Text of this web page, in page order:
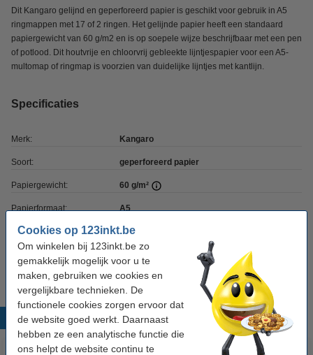
Cookies op 123inkt.be
Om winkelen bij 123inkt.be zo
gemakkelijk mogelijk voor u te
maken, gebruiken we cookies en
vergelijkbare technieken. De
functionele cookies zorgen ervoor dat
de website goed werkt. Daarnaast
hebben ze een analytische functie die
ons helpt de website continu te
Dit Kangaro gelijnd en geperforeerd papier is geschikt voor gebruik in A5
ringmappen met 17 of 2 ringen. Het gelijnde papier heeft een standaard
papiergewicht van 60 g/m2 en is op soepele wijze beschrijfbaar met een pen
of potlood. Dit houtvrije en chloorvrij gebleekte lijntjespapier voor een A5-
multomap of ringmap is voorzien van duidelijke lijntjes met kantlijn.
Specificaties
Merk: Kangaro
Soort: geperforeerd papier
Papiergewicht: 60 g/m²
Papierformaat: A5
Perforatie: 17 gaten
Populaire producten